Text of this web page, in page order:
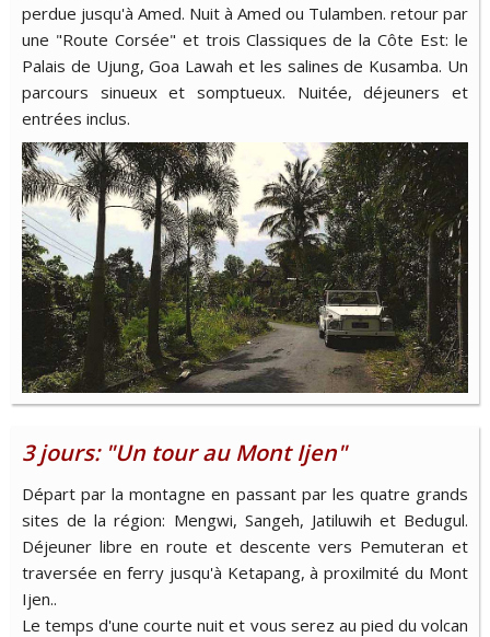
perdue jusqu'à Amed. Nuit à Amed ou Tulamben. retour par
une "Route Corsée" et trois Classiques de la Côte Est: le
Palais de Ujung, Goa Lawah et les salines de Kusamba. Un
parcours sinueux et somptueux. Nuitée, déjeuners et
entrées inclus.
3 jours: "Un tour au Mont Ijen"
Départ par la montagne en passant par les quatre grands
sites de la région: Mengwi, Sangeh, Jatiluwih et Bedugul.
Déjeuner libre en route et descente vers Pemuteran et
traversée en ferry jusqu'à Ketapang, à proxilmité du Mont
Ijen..
Le temps d'une courte nuit et vous serez au pied du volcan